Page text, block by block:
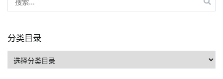
怎
营
线
航
索：
分类目录
类